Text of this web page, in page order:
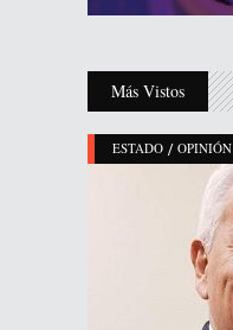
Más Vistos
ESTADO / OPINIÓN